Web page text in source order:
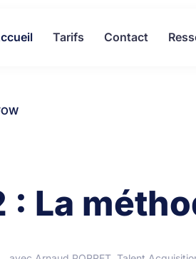
Tarifs Contact
: La